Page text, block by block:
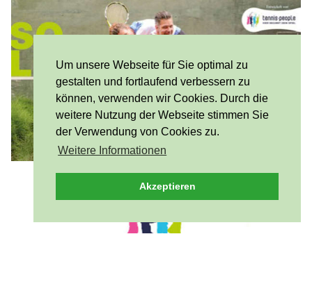
Um unsere Webseite für Sie optimal zu
gestalten und fortlaufend verbessern zu
können, verwenden wir Cookies. Durch die
weitere Nutzung der Webseite stimmen Sie
der Verwendung von Cookies zu.
Weitere Informationen
Akzeptieren